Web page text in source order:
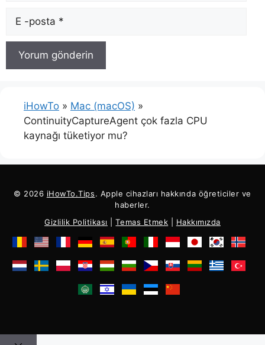
posta
iHowTo » Mac (macOS) »
ContinuityCaptureAgent çok fazla CPU
kaynağı tüketiyor mu?
© 2026 iHowTo.Tips. Apple cihazları hakkında öğreticiler ve
haberler.
Gizlilik Politikası
|Temas Etmek Hakkımızda